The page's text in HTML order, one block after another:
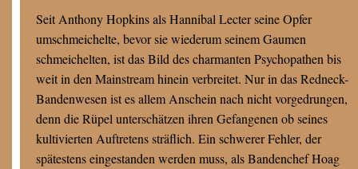
Seit Anthony Hopkins als Hannibal Lecter seine Opfer
umschmeichelte, bevor sie wiederum seinem Gaumen
schmeichelten, ist das Bild des charmanten Psychopathen bis
weit in den Mainstream hinein verbreitet. Nur in das Redneck-
Bandenwesen ist es allem Anschein nach nicht vorgedrungen,
denn die Rüpel unterschätzen ihren Gefangenen ob seines
kultivierten Auftretens sträflich. Ein schwerer Fehler, der
spätestens eingestanden werden muss, als Bandenchef Hoag